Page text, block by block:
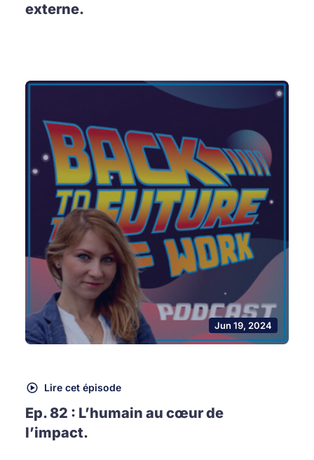
externe.
Jun 19, 2024
Lire cet épisode
Ep. 82 : L’humain au cœur de
l’impact.